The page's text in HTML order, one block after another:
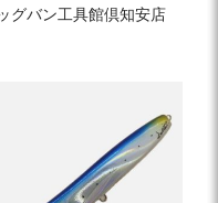
グバン工具館倶知安店